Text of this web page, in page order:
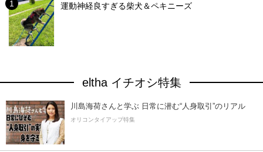
運動神経良すぎる柴犬＆ペキニーズ
eltha イチオシ特集
川島海荷さんと学ぶ 日常に潜む“人身取引”のリアル
オリコンタイアップ特集